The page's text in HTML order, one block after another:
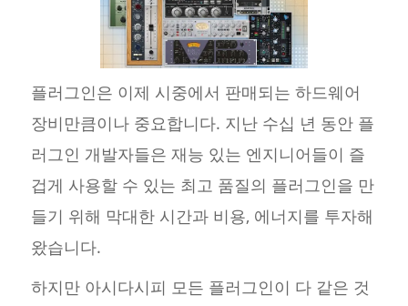
플러그인은 이제 시중에서 판매되는 하드웨어
장비만큼이나 중요합니다. 지난 수십 년 동안 플
러그인 개발자들은 재능 있는 엔지니어들이 즐
겁게 사용할 수 있는 최고 품질의 플러그인을 만
들기 위해 막대한 시간과 비용, 에너지를 투자해
왔습니다.
하지만 아시다시피 모든 플러그인이 다 같은 것